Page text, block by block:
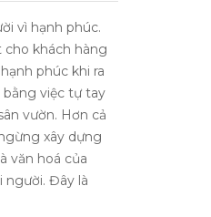
vì hạnh phúc.
khách hàng
phúc khi ra
việc tự tay
vườn. Hơn cả
xây dựng
văn hoá của
người. Đây là